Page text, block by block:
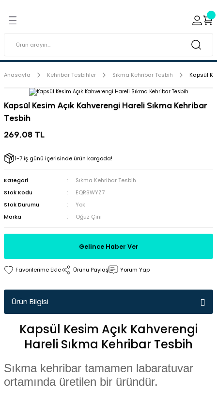
Porselen Boyaları (Toz
Boyaları
Kabartma Boyaları
Tabaklar
Anasayfa Kehribar Tesbihler Sıkma Kehribar Tesbih Kapsül
Kapsül Kesim Açık Kahverengi Hareli Sıkma Kehribar
Tesbih
269,08 TL
1-7 iş günü içerisinde ürün kargoda!
Kategori
Sıkma Kehribar Tesbih
Stok Kodu
EQRSWYZ7
Stok Durumu
Yok
Marka
Oğuz Çini
Gelince Haber Ver
Ürünü Paylaş Yorum Yap
Ürün Bilgisi
Kapsül Kesim Açık Kahverengi
Hareli Sıkma Kehribar Tesbih
Sıkma kehribar tamamen labaratuvar
ortamında üretilen bir üründür.